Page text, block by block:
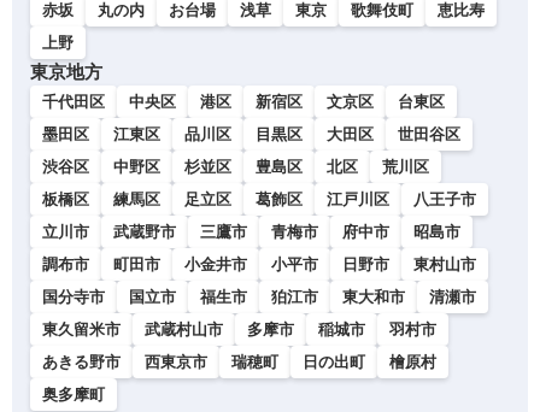
赤坂
丸の内 お台場 浅草 東京 歌舞伎町
恵比寿
上野
東京地方
千代田区 中央区 港区 新宿区 文京区
台東区
墨田区
江東区 品川区 目黒区 大田区
世田谷区
渋谷区
中野区 杉並区 豊島区 北区
荒川区
板橋区
練馬区 足立区 葛飾区 江戸川区
八王子市
立川市
武蔵野市 三鷹市 青梅市 府中市
昭島市
調布市
町田市 小金井市 小平市 日野市
東村山市
国分寺市
国立市 福生市 狛江市 東大和市
清瀬市
東久留米市
武蔵村山市 多摩市 稲城市
羽村市
あきる野市
西東京市 瑞穂町 日の出町
檜原村
奥多摩町